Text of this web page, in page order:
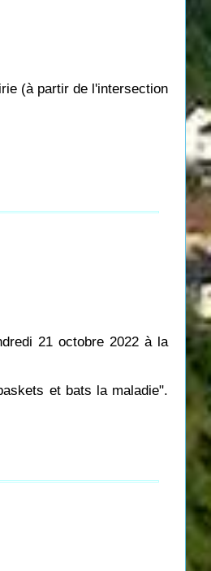
(à partir de l'intersection
21 octobre 2022 à la
et bats la maladie".